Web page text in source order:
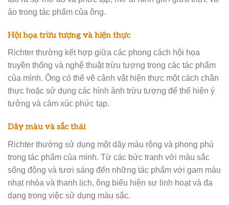
ảo trong tác phẩm của ông.
Hội họa trừu tượng và hiện thực
Richter thường kết hợp giữa các phong cách hội họa
truyền thống và nghệ thuật trừu tượng trong các tác phẩm
của mình. Ông có thể vẽ cảnh vật hiện thực một cách chân
thực hoặc sử dụng các hình ảnh trừu tượng để thể hiện ý
tưởng và cảm xúc phức tạp.
Dãy màu và sắc thái
Richter thường sử dụng một dãy màu rộng và phong phú
trong tác phẩm của mình. Từ các bức tranh với màu sắc
sống động và tươi sáng đến những tác phẩm với gam màu
nhạt nhòa và thanh lịch, ông biểu hiện sự linh hoạt và đa
dạng trong việc sử dụng màu sắc.